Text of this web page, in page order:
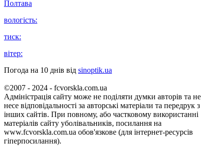
Полтава
вологість:
тиск:
вітер:
Погода на 10 днів від sinoptik.ua
©2007 - 2024 - fcvorskla.com.ua
Адміністрація сайту може не поділяти думки авторів та не
несе відповідальності за авторські матеріали та передрук з
інших сайтів. При повному, або частковому використанні
матеріалів сайту уболівальників, посилання на
www.fcvorskla.com.ua обов'язкове (для інтернет-ресурсів
гіперпосилання).